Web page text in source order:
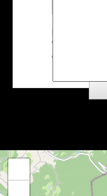
données